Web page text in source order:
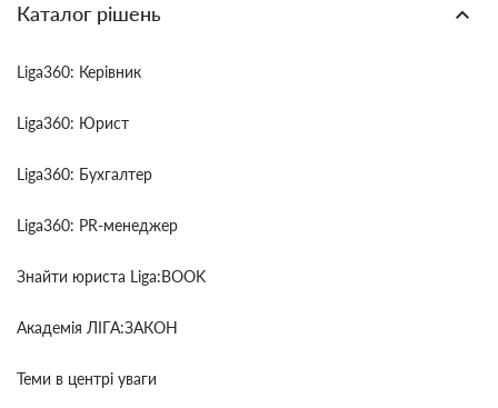
Каталог рішень
Liga360: Керівник
Liga360: Юрист
Liga360: Бухгалтер
Liga360: PR-менеджер
Знайти юриста Liga:BOOK
Академія ЛІГА:ЗАКОН
Теми в центрі уваги